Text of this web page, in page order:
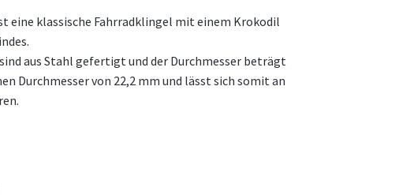
eine klassische Fahrradklingel mit einem Krokodil
aus Stahl gefertigt und der Durchmesser beträgt
Durchmesser von 22,2 mm und lässt sich somit an